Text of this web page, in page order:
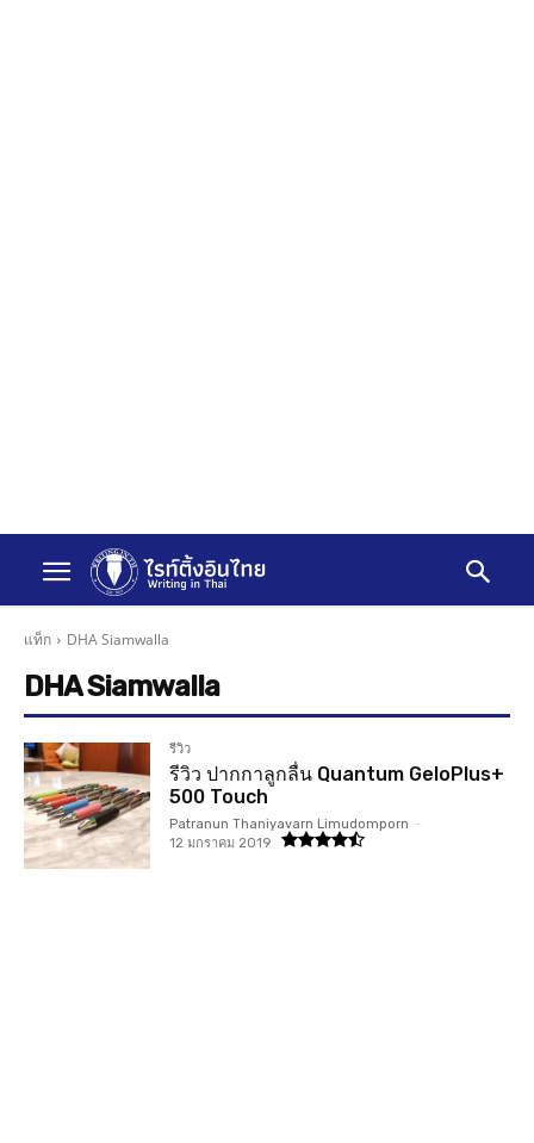
แท็ก DHA Siamwalla
DHA Siamwalla
รีวิว
รีวิว ปากกาลูกลื่น Quantum GeloPlus+
500 Touch
Patranun Thaniyavarn Limudomporn -
12 มกราคม 2019